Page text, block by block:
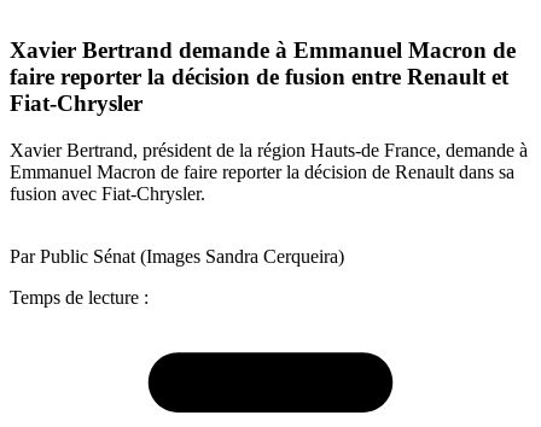
Xavier Bertrand demande à Emmanuel Macron de
faire reporter la décision de fusion entre Renault et
Fiat-Chrysler
Xavier Bertrand, président de la région Hauts-de France, demande à
Emmanuel Macron de faire reporter la décision de Renault dans sa
fusion avec Fiat-Chrysler.
Par Public Sénat (Images Sandra Cerqueira)
Temps de lecture :